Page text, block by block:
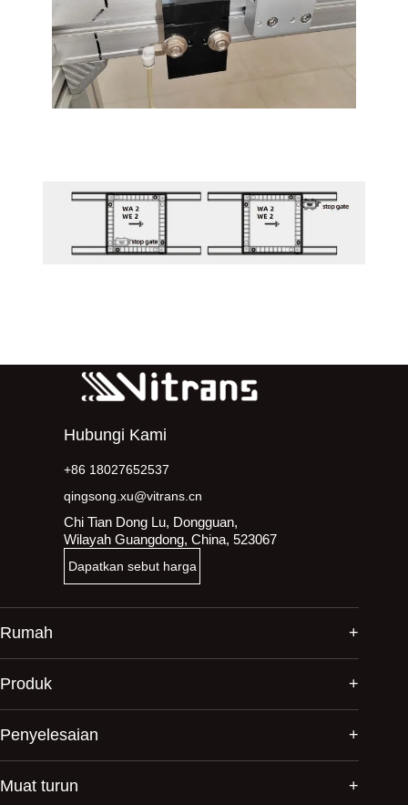
Hubungi Kami
+86 18027652537
qingsong.xu@vitrans.cn
Chi Tian Dong Lu, Dongguan,
Wilayah Guangdong, China, 523067
Dapatkan sebut harga
Rumah
Produk
Penyelesaian
Muat turun